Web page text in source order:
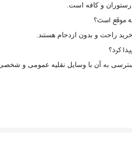
رستوران و کافه است.
موقع است؟
راحت و بدون ازدحام هستند.
کرد؟
به آن با وسایل نقلیه عمومی و